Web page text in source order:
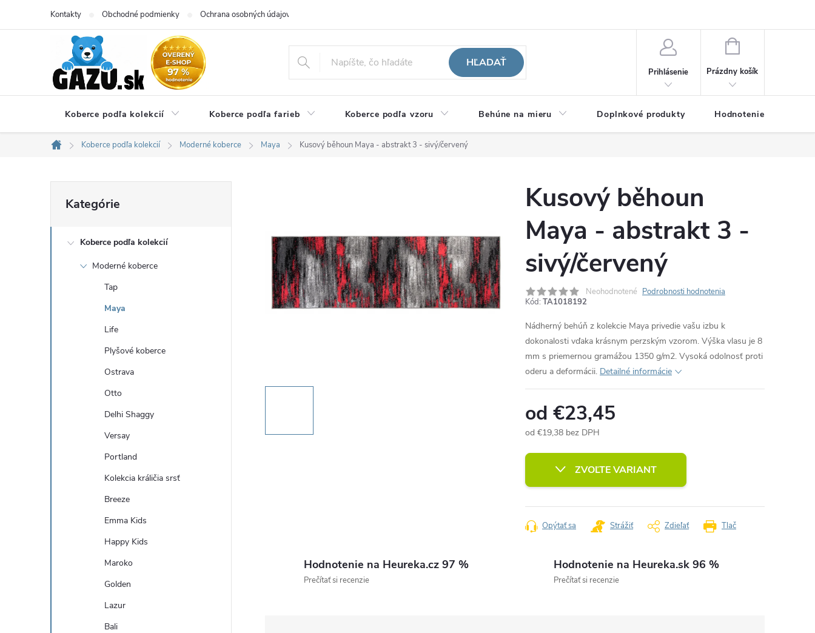
Kontakty Obchodné podmienky Ochrana osobných údajov
HĽADAŤ
Prihlásenie
NÁKUPNÝ
Prázdny košík
Koberce podľa kolekcií Koberce podľa farieb Koberce podľa vzoru Behúne na mieru Doplnkové produkty Hodnotenie obchodu
Domov
Koberce podľa kolekcií Moderné koberce Maya Kusový běhoun Maya - abstrakt 3 - sivý/červený
o
kategórie
Kategórie
Koberce podľa kolekcií
Moderné koberce
Tap
Maya
Life
Plyšové koberce
Ostrava
Otto
Delhi Shaggy
Versay
Portland
Kolekcia králičia srsť
Breeze
Emma Kids
Happy Kids
Maroko
Golden
Lazur
Bali
Kusový běhoun
Maya - abstrakt 3 -
sivý/červený
Neohodnotené Podrobnosti hodnotenia
Kód: TA1018192
Nádherný behúň z kolekcie Maya privedie vašu izbu k
dokonalosti vďaka krásnym perzským vzorom. Výška vlasu je 8
mm s priemernou gramážou 1350 g/m2. Vysoká odolnosť proti
oderu a deformácii. Detailné informácie
od €23,45
od €19,38 bez DPH
cena:
ZVOĽTE VARIANT
Tlač
Opýtať sa Strážiť Zdieľať
Hodnotenie na Heureka.cz 97 %
Prečítať si recenzie
Hodnotenie na Heureka.sk 96 %
Prečítať si recenzie